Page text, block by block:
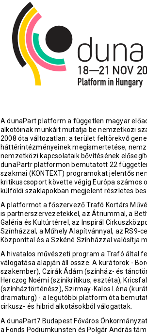
A dunaPart platform a független magyar
alkotóinak munkáit mutatja be nemzetközi
2008 óta változatlan: a terület feltörekvő
háttérintézményeinek megismertetése,
nemzetközi kapcsolataik bővítésének
dunaPartr platformon bemutatott 22
szakmai (KONTEXT) programokat jelentős
kritikuscsoport követte végig Európa számos
külföldi szaklapokban megjelent részletes
A platformot a főszervező Trafó Kortárs
is partnerszervezetekkel, az Átriummal, a
Galéria és Kultúrtérrel, az Inspirál
Színházzal, a Műhely Alapítvánnyal, az RS9-
Központtal és a Szkéné Színházzal valósítja
A hivatalos művészeti program a Trafó által
válogatása alapján áll össze. A kurátorok -
szakember), Czirák Ádám (színház- és
Herczog Noémi (színikritikus, esztéta),
(színháztörténész), Szirmay-Kalos Léna
dramaturg) - a legutóbbi platform óta
cirkusz- és hibrid alkotásokból válogattak.
A dunaPart7 Budapest Főváros
a Fonds Podiumkunsten és Polgár András